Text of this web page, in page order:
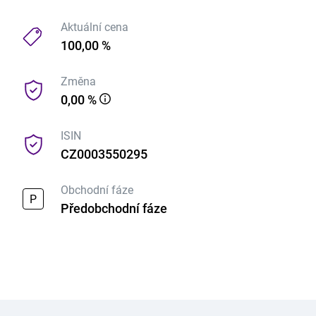
Aktuální cena
100,00 %
Změna
0,00 %
ISIN
CZ0003550295
P
Obchodní fáze
Předobchodní fáze